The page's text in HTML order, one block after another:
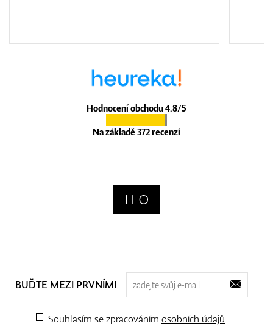
Hodnocení obchodu 4.8/5
Na základě 372 recenzí
BUĎTE MEZI PRVNÍMI
Souhlasím se zpracováním osobních údajů